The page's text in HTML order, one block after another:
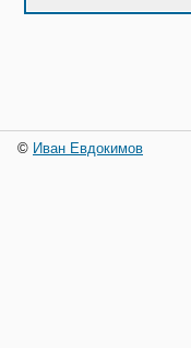
© Иван Евдокимов